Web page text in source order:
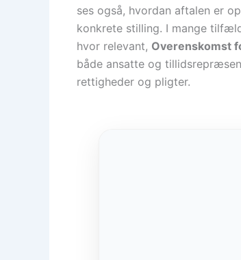
ses også, hvordan aftalen er
konkrete stilling. I mange
hvor relevant, Overenskomst
både ansatte og
rettigheder og pligter.